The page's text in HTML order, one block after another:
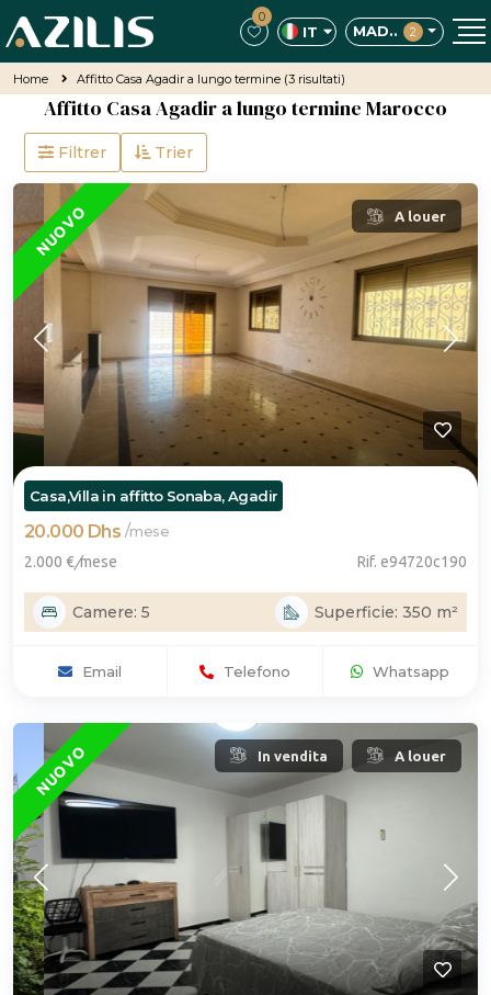
0
IT MAD.. 2
Home Affitto Casa Agadir a lungo termine (3 risultati)
Affitto Casa Agadir a lungo termine Marocco
Filtrer Trier
IN PRIMO PIANO
NUOVO A louer
Casa,Villa in affitto Sonaba, Agadir
20.000 Dhs /mese
2.000 €/mese Rif. e94720c190
Camere: 5 Superficie: 350 m²
Email Telefono Whatsapp
NUOVO In vendita A louer